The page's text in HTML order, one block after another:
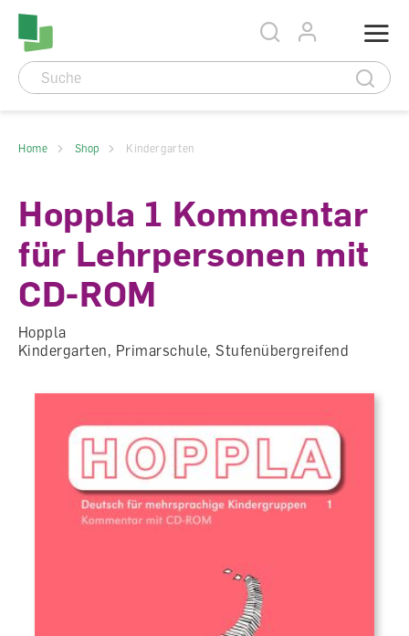
Accesskey Navigation
Seitenanfang
Direkt
Hauptnavigation
Direkt
zum
Hauptinhalt
Direkt
zum
Direkt
Home Shop Kindergarten
Hoppla 1 Kommentar
für Lehrpersonen mit
CD-ROM
Hoppla
Kindergarten, Primarschule, Stufenübergreifend